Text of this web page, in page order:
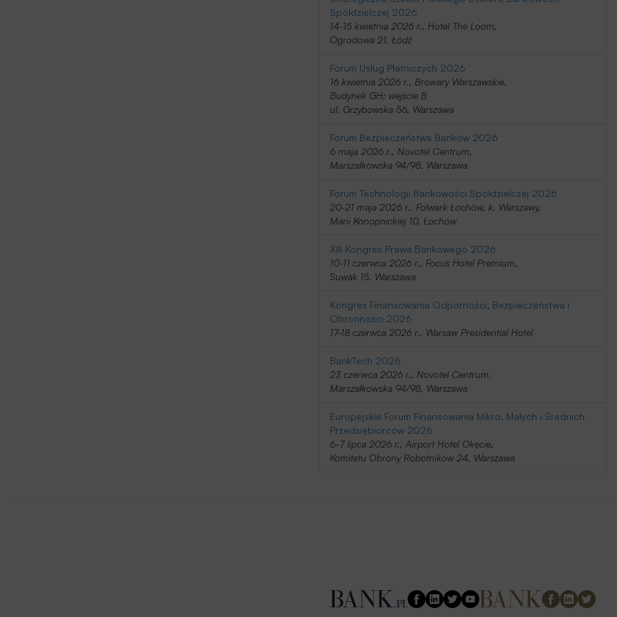
Spółdzielczej 2026
14-15 kwietnia 2026 r., Hotel The Loom,
Ogrodowa 21, Łódź
Forum Usług Płatniczych 2026
16 kwietnia 2026 r., Browary Warszawskie,
Budynek GH; wejście B
ul. Grzybowska 56, Warszawa
Forum Bezpieczeństwa Banków 2026
6 maja 2026 r., Novotel Centrum,
Marszałkowska 94/98, Warszawa
Forum Technologii Bankowości Spółdzielczej 2026
20-21 maja 2026 r., Folwark Łochów, k. Warszawy,
Marii Konopnickiej 10, Łochów
XIII Kongres Prawa Bankowego 2026
10-11 czerwca 2026 r., Focus Hotel Premium,
Suwak 15, Warszawa
Kongres Finansowania Odporności, Bezpieczeństwa i
Obronności 2026
17-18 czerwca 2026 r., Warsaw Presidential Hotel
BankTech 2026
23 czerwca 2026 r., Novotel Centrum,
Marszałkowska 94/98, Warszawa
Europejskie Forum Finansowania Mikro, Małych i Średnich
Przedsiębiorców 2026
6-7 lipca 2026 r., Airport Hotel Okęcie,
Komitetu Obrony Robotników 24, Warszawa